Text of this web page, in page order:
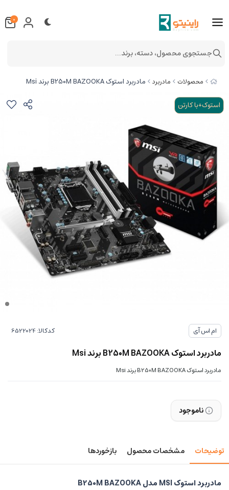
محصولات مادربرد
مادربرد استوک B250M BAZOOKA برند Msi
استوک+با کارتن
ام اس آی کدکالا:
مادربرد استوک B250M BAZOOKA برند Msi
مادربرد استوک B250M BAZOOKA برند Msi
ناموجود
توضیحات مشخصات محصول بازخوردها
مادربرد استوک MSI مدل B250M BAZOOKA
0
جستجوی محصول، دسته، برند...